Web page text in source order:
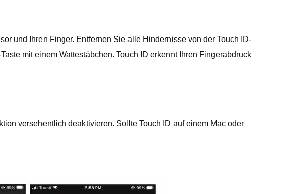
und Ihren Finger. Entfernen Sie alle Hindernisse von der Touch ID-
mit einem Wattestäbchen. Touch ID erkennt Ihren Fingerabdruck
versehentlich deaktivieren. Sollte Touch ID auf einem Mac oder